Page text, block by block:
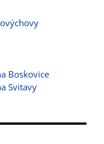
Boskovice
Svitavy